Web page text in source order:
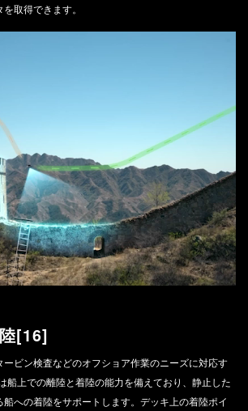
取得できます。
[16]
ビン検査などのオフショア作業のニーズに対応す
船上での離陸と着陸の能力を備えており、静止した
への着陸をサポートします。デッキ上の着陸ポイ